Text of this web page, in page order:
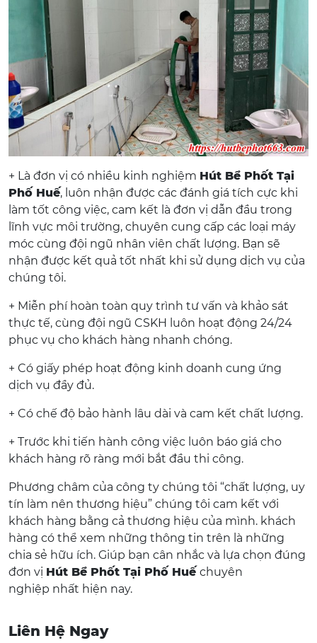
+ Là đơn vị có nhiều kinh nghiệm Hút Bể Phốt Tại
Phố Huế, luôn nhận được các đánh giá tích cực khi
làm tốt công việc, cam kết là đơn vị dẫn đầu trong
lĩnh vực môi trường, chuyên cung cấp các loại máy
móc cùng đội ngũ nhân viên chất lượng. Bạn sẽ
nhận được kết quả tốt nhất khi sử dụng dịch vụ của
chúng tôi.
+ Miễn phí hoàn toàn quy trình tư vấn và khảo sát
thực tế, cùng đội ngũ CSKH luôn hoạt động 24/24
phục vụ cho khách hàng nhanh chóng.
+ Có giấy phép hoạt động kinh doanh cung ứng
dịch vụ đầy đủ.
+ Có chế độ bảo hành lâu dài và cam kết chất lượng.
+ Trước khi tiến hành công việc luôn báo giá cho
khách hàng rõ ràng mới bắt đầu thi công.
Phương châm của công ty chúng tôi “chất lượng, uy
tín làm nên thương hiệu” chúng tôi cam kết với
khách hàng bằng cả thương hiệu của mình. khách
hàng có thể xem những thông tin trên là những
chia sẻ hữu ích. Giúp bạn cân nhắc và lựa chọn đúng
đơn vị Hút Bể Phốt Tại Phố Huế chuyên
nghiệp nhất hiện nay.
Liên Hệ Ngay